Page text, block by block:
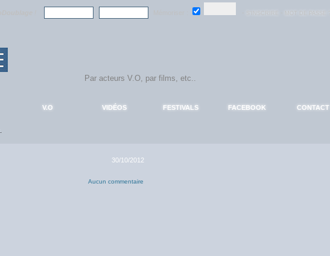
V.O VIDÉOS FESTIVALS FACEBOOK CONTACT
30/10/2012
Aucun commentaire